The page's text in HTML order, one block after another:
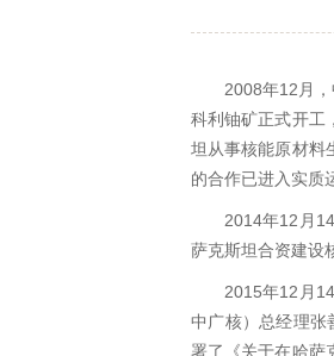
2008年12月
科利铀矿正式开工
坦从事核能原材料
的合作已进入实质
2014年12月
萨克斯坦合资建设
2015年12月
中广核）总经理张
署了《关于在哈萨